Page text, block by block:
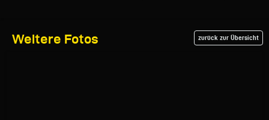
Weitere Fotos zurück zur Übersicht